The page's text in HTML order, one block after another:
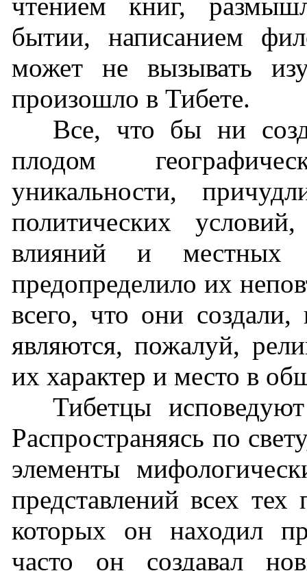
бытии, написанием
может не вызывать
произошло в Тибете.
Все, что бы ни
плодом
уникальности,
политических
влияний и местных
предопределило их
всего, что они создали,
являются, пожалуй,
их характер и место в
Тибетцы
Распространяясь по
элементы
представлений всех
которых он находил
часто он создавал